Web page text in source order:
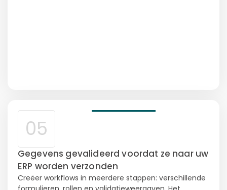
05
Gegevens gevalideerd voordat ze naar uw
ERP worden verzonden
Creëer workflows in meerdere stappen: verschillende